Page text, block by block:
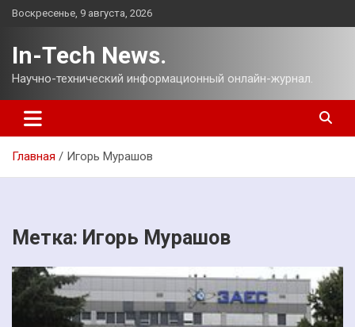
Перейти
Воскресенье, 9 августа, 2026
In-Tech News.
Научно-технический информационный онлайн-журнал.
Главная Игорь Мурашов
Метка: Игорь Мурашов